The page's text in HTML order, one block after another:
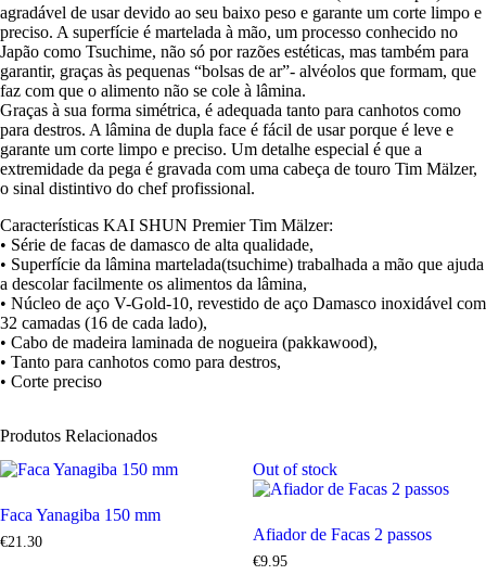
agradável de usar devido ao seu baixo peso e garante um corte limpo e
preciso. A superfície é martelada à mão, um processo conhecido no
Japão como Tsuchime, não só por razões estéticas, mas também para
garantir, graças às pequenas “bolsas de ar”- alvéolos que formam, que
faz com que o alimento não se cole à lâmina.
Graças à sua forma simétrica, é adequada tanto para canhotos como
para destros. A lâmina de dupla face é fácil de usar porque é leve e
garante um corte limpo e preciso. Um detalhe especial é que a
extremidade da pega é gravada com uma cabeça de touro Tim Mälzer,
o sinal distintivo do chef profissional.
Características KAI SHUN Premier Tim Mälzer:
• Série de facas de damasco de alta qualidade,
• Superfície da lâmina martelada(tsuchime) trabalhada a mão que ajuda
a descolar facilmente os alimentos da lâmina,
• Núcleo de aço V-Gold-10, revestido de aço Damasco inoxidável com
32 camadas (16 de cada lado),
• Cabo de madeira laminada de nogueira (pakkawood),
• Tanto para canhotos como para destros,
• Corte preciso
Produtos Relacionados
Faca Yanagiba 150 mm
€21.30
Out of stock
Afiador de Facas 2 passos
€9.95